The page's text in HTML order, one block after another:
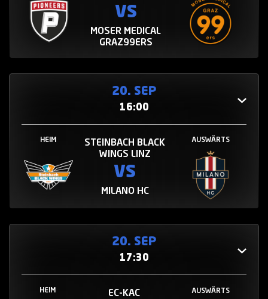
VS
MOSER MEDICAL
GRAZ99ERS
20. SEP
16:00
HEIM
STEINBACH BLACK
WINGS LINZ
VS
MILANO HC
AUSWÄRTS
20. SEP
17:30
HEIM EC-KAC AUSWÄRTS